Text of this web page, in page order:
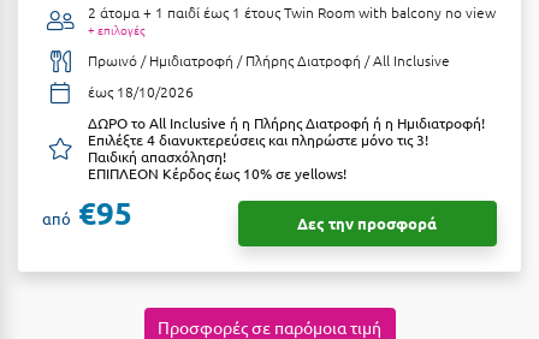
Κυλλήνη
Κύμη Ευβοίας
Κυπαρισσία
Κύπρος
2 άτομα + 1 παιδί έως 1 έτουςTwin Room with balcony no view
+ επιλογές
Πρωινό / Ημιδιατροφή / Πλήρης Διατροφή / All Inclusive
έως 18/10/2026
ΔΩΡΟ το All Inclusive ή η Πλήρης Διατροφή ή η Ημιδιατροφή!
Επιλέξτε 4 διανυκτερεύσεις και πληρώστε μόνο τις 3!
Παιδική απασχόληση!
ΕΠΙΠΛΕΟΝ Κέρδος έως 10% σε yellows!
από €95 Δες την προσφορά
Προσφορές σε παρόμοια τιμή